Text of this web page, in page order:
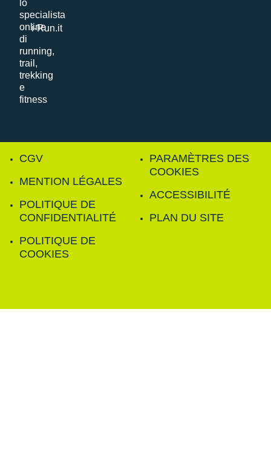
i-Run.it
CGV
MENTION LÉGALES
POLITIQUE DE
CONFIDENTIALITÉ
POLITIQUE DE
COOKIES
PARAMÈTRES DES
COOKIES
ACCESSIBILITÉ
PLAN DU SITE